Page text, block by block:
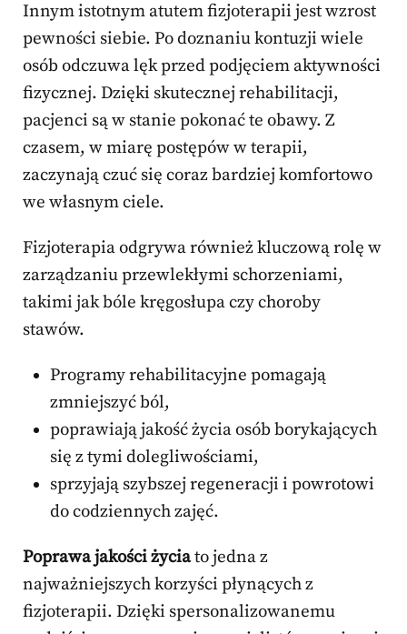
Innym istotnym atutem fizjoterapii jest wzrost
pewności siebie. Po doznaniu kontuzji wiele
osób odczuwa lęk przed podjęciem aktywności
fizycznej. Dzięki skutecznej rehabilitacji,
pacjenci są w stanie pokonać te obawy. Z
czasem, w miarę postępów w terapii,
zaczynają czuć się coraz bardziej komfortowo
we własnym ciele.
Fizjoterapia odgrywa również kluczową rolę w
zarządzaniu przewlekłymi schorzeniami,
takimi jak bóle kręgosłupa czy choroby
stawów.
Programy rehabilitacyjne pomagają
zmniejszyć ból,
poprawiają jakość życia osób borykających
się z tymi dolegliwościami,
sprzyjają szybszej regeneracji i powrotowi
do codziennych zajęć.
Poprawa jakości życiato jedna z
najważniejszych korzyści płynących z
fizjoterapii. Dzięki spersonalizowanemu